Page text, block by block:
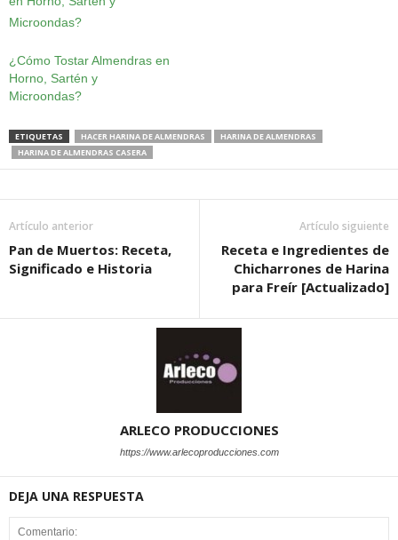
¿Cómo Tostar Almendras en
Horno, Sartén y
Microondas?
ETIQUETAS HACER HARINA DE ALMENDRAS
HARINA DE ALMENDRAS
HARINA DE ALMENDRAS CASERA
Artículo anterior
Pan de Muertos: Receta,
Significado e Historia
Artículo siguiente
Receta e Ingredientes de
Chicharrones de Harina
para Freír [Actualizado]
ARLECO PRODUCCIONES
https://www.arlecoproducciones.com
DEJA UNA RESPUESTA